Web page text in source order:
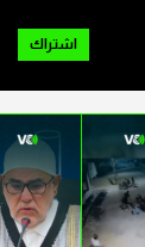
اشتراك